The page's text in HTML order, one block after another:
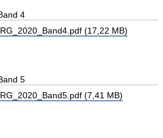
4
(17,22 MB)
5
(7,41 MB)